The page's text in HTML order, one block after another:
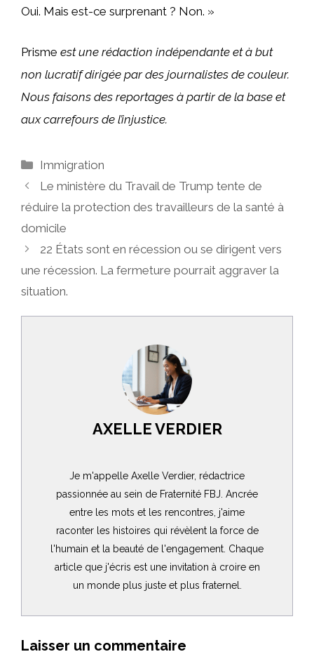
Oui. Mais est-ce surprenant ? Non. »
Prisme est une rédaction indépendante et à but
non lucratif dirigée par des journalistes de couleur.
Nous faisons des reportages à partir de la base et
aux carrefours de l’injustice.
Catégories
Immigration
Le ministère du Travail de Trump tente de
réduire la protection des travailleurs de la santé à
domicile
22 États sont en récession ou se dirigent vers
une récession. La fermeture pourrait aggraver la
situation.
AXELLE VERDIER
Je m'appelle Axelle Verdier, rédactrice
passionnée au sein de Fraternité FBJ. Ancrée
entre les mots et les rencontres, j'aime
raconter les histoires qui révèlent la force de
l'humain et la beauté de l'engagement. Chaque
article que j'écris est une invitation à croire en
un monde plus juste et plus fraternel.
Laisser un commentaire